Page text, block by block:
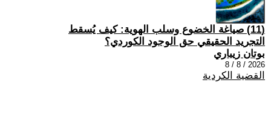
(11) صياغة الخضوع وسلب الهوية: كيف يُسقط
التجريد الحقيقي حق الوجود الكوردي؟
بوتان زيباري
2026 / 8 / 8
القضية الكردية